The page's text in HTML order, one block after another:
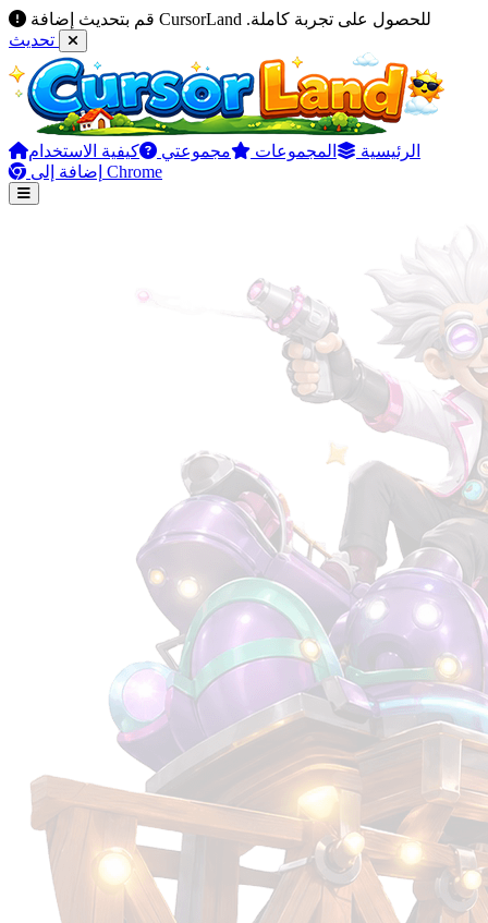
قم بتحديث إضافة CursorLand للحصول على تجربة كاملة.
الرئيسية المجموعات مجموعتي
كيفية الاستخدام
إضافة إلى Chrome